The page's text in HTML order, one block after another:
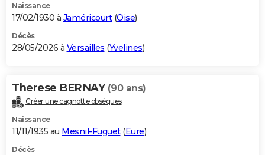
Naissance
17/02/1930 à Jaméricourt(Oise)
Décès
28/05/2026 à Versailles (Yvelines)
Therese BERNAY (90 ans)
Créer une cagnotte obsèques
Naissance
11/11/1935 au Mesnil-Fuguet(Eure)
Décès